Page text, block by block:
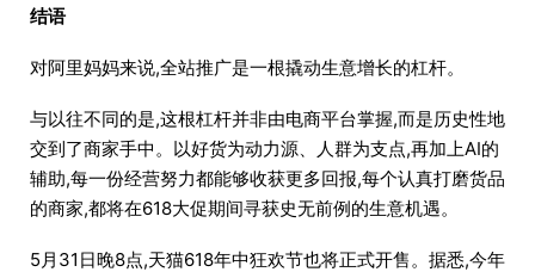
结语
对阿里妈妈来说,全站推广是一根撬动生意增长的杠杆。
与以往不同的是,这根杠杆并非由电商平台掌握,而是历史性地
交到了商家手中。以好货为动力源、人群为支点,再加上AI的
辅助,每一份经营努力都能够收获更多回报,每个认真打磨货品
的商家,都将在618大促期间寻获史无前例的生意机遇。
5月31日晚8点,天猫618年中狂欢节也将正式开售。据悉,今年